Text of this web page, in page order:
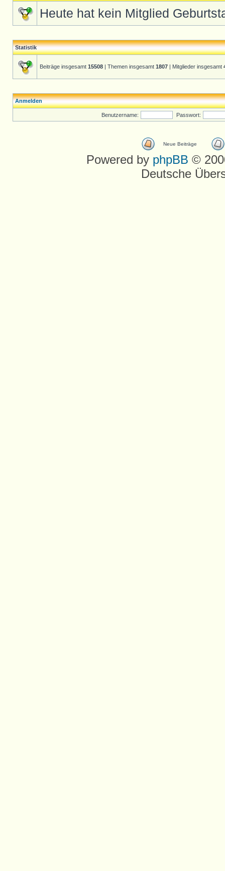
Heute hat kein Mitglied
Statistik
Beiträge insgesamt 15508 | Themen insgesamt 1807 | Mitglieder insgesamt
Anmelden
Benutzername: Passwort:
Neue Beiträge
Powered by phpBB ©
Deutsche